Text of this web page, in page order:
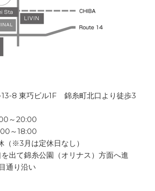
8 東巧ビル1F 錦糸町北口より徒歩3
～20:00
～18:00
（※3月は定休日なし）
出て錦糸公園（オリナス）方面へ進
通り沿い